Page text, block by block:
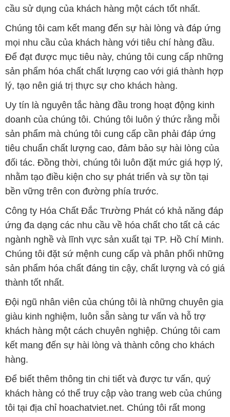
cầu sử dụng của khách hàng một cách tốt nhất.
Chúng tôi cam kết mang đến sự hài lòng và đáp ứng
mọi nhu cầu của khách hàng với tiêu chí hàng đầu.
Để đạt được mục tiêu này, chúng tôi cung cấp những
sản phẩm hóa chất chất lượng cao với giá thành hợp
lý, tạo nên giá trị thực sự cho khách hàng.
Uy tín là nguyên tắc hàng đầu trong hoạt động kinh
doanh của chúng tôi. Chúng tôi luôn ý thức rằng mỗi
sản phẩm mà chúng tôi cung cấp cần phải đáp ứng
tiêu chuẩn chất lượng cao, đảm bảo sự hài lòng của
đối tác. Đồng thời, chúng tôi luôn đặt mức giá hợp lý,
nhằm tạo điều kiện cho sự phát triển và sự tồn tại
bền vững trên con đường phía trước.
Công ty Hóa Chất Đắc Trường Phát có khả năng đáp
ứng đa dạng các nhu cầu về hóa chất cho tất cả các
ngành nghề và lĩnh vực sản xuất tại TP. Hồ Chí Minh.
Chúng tôi đặt sứ mệnh cung cấp và phân phối những
sản phẩm hóa chất đáng tin cậy, chất lượng và có giá
thành tốt nhất.
Đội ngũ nhân viên của chúng tôi là những chuyên gia
giàu kinh nghiệm, luôn sẵn sàng tư vấn và hỗ trợ
khách hàng một cách chuyên nghiệp. Chúng tôi cam
kết mang đến sự hài lòng và thành công cho khách
hàng.
Để biết thêm thông tin chi tiết và được tư vấn, quý
khách hàng có thể truy cập vào trang web của chúng
tôi tại địa chỉ hoachatviet.net. Chúng tôi rất mong